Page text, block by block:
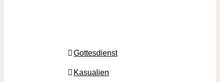
Gottesdienst
Kasualien